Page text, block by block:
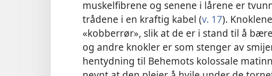
muskelfibrene og senene i lårene er
trådene i en kraftig kabel (v. 17).
«kobberrør», slik at de er i stand til å
og andre knokler er som stenger av
hentydning til Behemots kolossale